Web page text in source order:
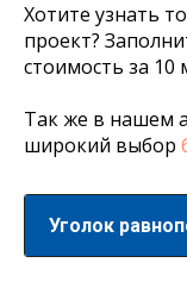
Хотите узнать
проект?
стоимость за 10
Так же в нашем
широкий выбор